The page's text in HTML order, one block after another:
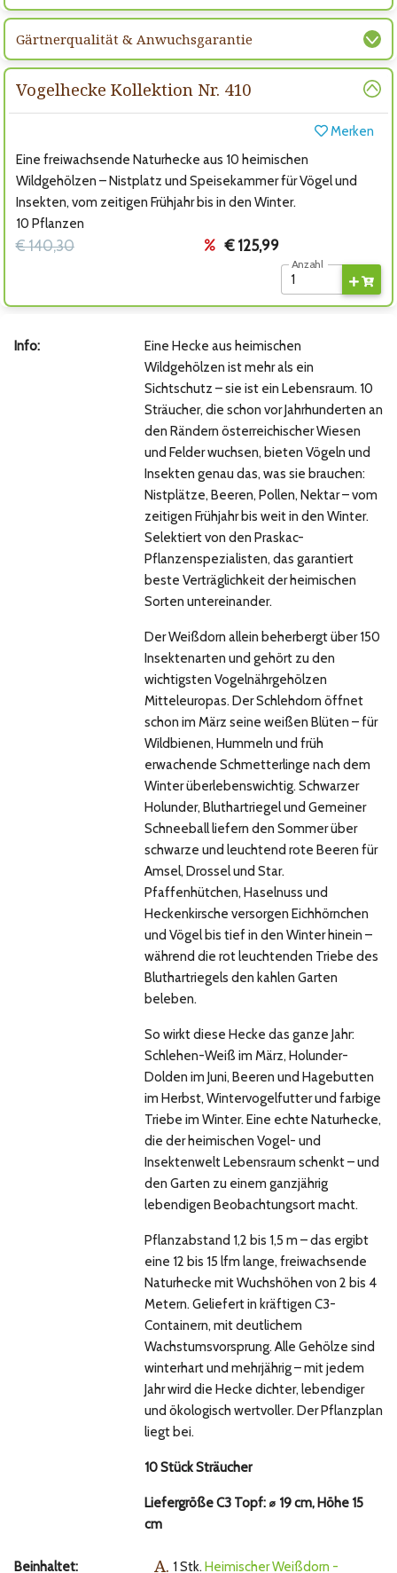
Gärtnerqualität & Anwuchsgarantie
Vogelhecke Kollektion Nr. 410
Merken
Eine freiwachsende Naturhecke aus 10 heimischen
Wildgehölzen – Nistplatz und Speisekammer für Vögel und
Insekten, vom zeitigen Frühjahr bis in den Winter.
10 Pflanzen
€ 140,30 € 125,99
Anzahl
Info:
Eine Hecke aus heimischen
Wildgehölzen ist mehr als ein
Sichtschutz – sie ist ein Lebensraum. 10
Sträucher, die schon vor Jahrhunderten an
den Rändern österreichischer Wiesen
und Felder wuchsen, bieten Vögeln und
Insekten genau das, was sie brauchen:
Nistplätze, Beeren, Pollen, Nektar – vom
zeitigen Frühjahr bis weit in den Winter.
Selektiert von den Praskac-
Pflanzenspezialisten, das garantiert
beste Verträglichkeit der heimischen
Sorten untereinander.
Der Weißdorn allein beherbergt über 150
Insektenarten und gehört zu den
wichtigsten Vogelnährgehölzen
Mitteleuropas. Der Schlehdorn öffnet
schon im März seine weißen Blüten – für
Wildbienen, Hummeln und früh
erwachende Schmetterlinge nach dem
Winter überlebenswichtig. Schwarzer
Holunder, Bluthartriegel und Gemeiner
Schneeball liefern den Sommer über
schwarze und leuchtend rote Beeren für
Amsel, Drossel und Star.
Pfaffenhütchen, Haselnuss und
Heckenkirsche versorgen Eichhörnchen
und Vögel bis tief in den Winter hinein –
während die rot leuchtenden Triebe des
Bluthartriegels den kahlen Garten
beleben.
So wirkt diese Hecke das ganze Jahr:
Schlehen-Weiß im März, Holunder-
Dolden im Juni, Beeren und Hagebutten
im Herbst, Wintervogelfutter und farbige
Triebe im Winter. Eine echte Naturhecke,
die der heimischen Vogel- und
Insektenwelt Lebensraum schenkt – und
den Garten zu einem ganzjährig
lebendigen Beobachtungsort macht.
Pflanzabstand 1,2 bis 1,5 m – das ergibt
eine 12 bis 15 lfm lange, freiwachsende
Naturhecke mit Wuchshöhen von 2 bis 4
Metern. Geliefert in kräftigen C3-
Containern, mit deutlichem
Wachstumsvorsprung. Alle Gehölze sind
winterhart und mehrjährig – mit jedem
Jahr wird die Hecke dichter, lebendiger
und ökologisch wertvoller. Der Pflanzplan
liegt bei.
10 Stück Sträucher
Liefergröße C3 Topf: ⌀ 19 cm, Höhe 15
cm
Beinhaltet: A. 1 Stk. Heimischer Weißdorn -